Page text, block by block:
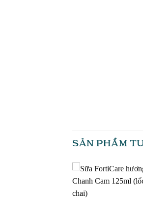
SẢN PHẨM